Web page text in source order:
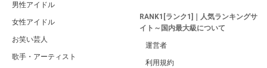
男性アイドル
女性アイドル
お笑い芸人
歌手・アーティスト
RANK1[ランク1]｜人気ランキングサ
イト～国内最大級について
運営者
利用規約